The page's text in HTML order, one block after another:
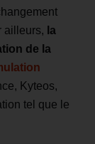
ailleurs, la
de la
Kyteos,
tel que le